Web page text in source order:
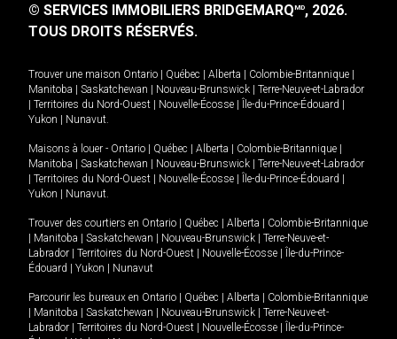
© SERVICES IMMOBILIERS BRIDGEMARQMD, 2026.
TOUS DROITS RÉSERVÉS.
Trouver une maison Ontario Québec Alberta Colombie-Britannique
Manitoba
Saskatchewan Nouveau-Brunswick
Terre-Neuve-et-Labrador
Territoires du Nord-Ouest Nouvelle-Écosse Île-du-Prince-Édouard
Yukon
Nunavut.
Maisons à louer - Ontario Québec Alberta Colombie-Britannique
Manitoba
Saskatchewan Nouveau-Brunswick
Terre-Neuve-et-Labrador
Territoires du Nord-Ouest Nouvelle-Écosse Île-du-Prince-Édouard
Yukon
Nunavut.
Trouver des courtiers en Ontario Québec Alberta
Colombie-Britannique
Manitoba Saskatchewan Nouveau-Brunswick
Terre-Neuve-et-
Labrador
Territoires du Nord-Ouest Nouvelle-Écosse
Île-du-Prince-
Édouard
Yukon Nunavut
Parcourir les bureaux en Ontario Québec Alberta
Colombie-Britannique
Manitoba Saskatchewan Nouveau-Brunswick
Terre-Neuve-et-
Labrador
Territoires du Nord-Ouest Nouvelle-Écosse
Île-du-Prince-